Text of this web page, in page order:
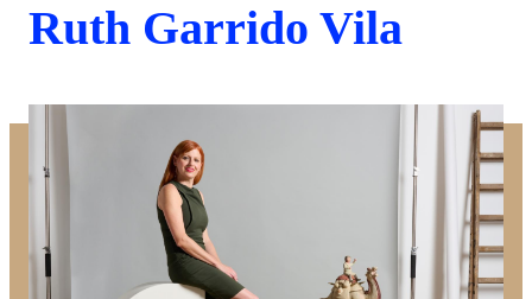
Ruth Garrido Vila